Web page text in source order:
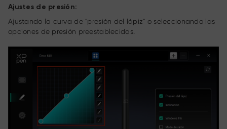
Ajustes de presión:
Ajustando la curva de "presión del lápiz" o seleccionando las
opciones de presión preestablecidas.